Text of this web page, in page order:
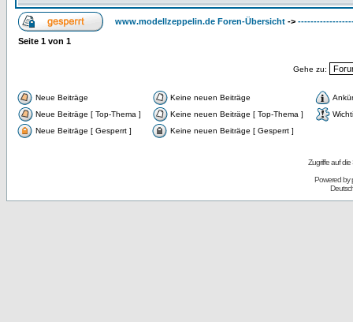
www.modellzeppelin.de Foren-Übersicht ->
Seite 1 von 1
Gehe zu:
Neue Beiträge Keine neuen Beiträge
Neue Beiträge [ Top-Thema ]
Keine neuen Beiträge [ Top-Thema ]
Neue Beiträge [ Gesperrt ]
Keine neuen Beiträge [ Gesperrt ]
Zugriffe auf
Powered by